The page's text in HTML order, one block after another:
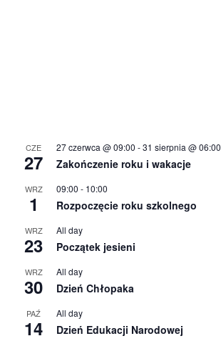
CZE
27
27 czerwca @ 09:00 -31 sierpnia @ 06:00
Zakończenie roku i wakacje
WRZ
1
09:00 - 10:00
Rozpoczęcie roku szkolnego
WRZ
23
All day
Początek jesieni
WRZ
30
All day
Dzień Chłopaka
PAŹ
14
All day
Dzień Edukacji Narodowej